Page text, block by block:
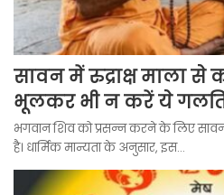
सावन में रुद्राक्ष माला से
भूलकर भी न करें ये
भगवान शिव को प्रसन्न करने के लिए
है। धार्मिक मान्यता के अनुसार, इस…